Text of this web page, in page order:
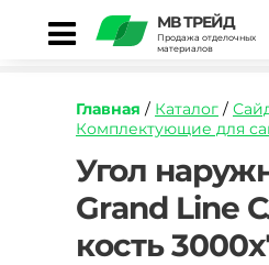
МВ ТРЕЙД
Продажа отделочных
материалов
Главная / Каталог /
Комплектующие для
https://mvtrade.ru/
naruzhnyy-
grand-
line-
slonovaya-
Угол
Grand Line
кость